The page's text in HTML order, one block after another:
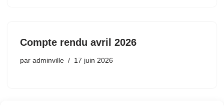
Compte rendu avril 2026
par adminville 17 juin 2026